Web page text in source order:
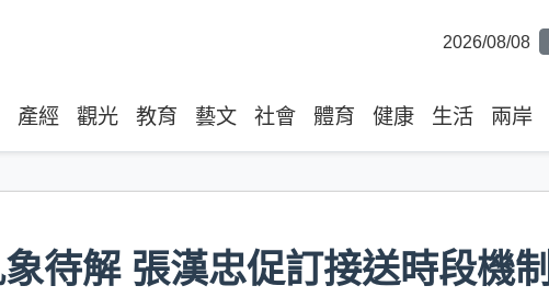
2026/08/08
產經 觀光 教育 藝文 社會 體育 健康 生活 兩岸
待解 張漢忠促訂接送時段機制